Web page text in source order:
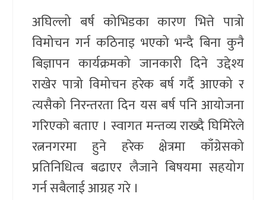
अघिल्लो बर्ष कोभिडका कारण भित्ते पात्रो
विमोचन गर्न कठिनाइ भएको भन्दै बिना कुनै
बिज्ञापन कार्यक्रमको जानकारी दिने उद्देश्य
राखेर पात्रो विमोचन हरेक बर्ष गर्दै आएको र
त्यसैको निरन्तरता दिन यस बर्ष पनि आयोजना
गरिएको बताए । स्वागत मन्तव्य राख्दै घिमिरेले
रत्ननगरमा हुने हरेक क्षेत्रमा काँग्रेसको
प्रतिनिधित्व बढाएर लैजाने बिषयमा सहयोग
गर्न सबैलाई आग्रह गरे ।